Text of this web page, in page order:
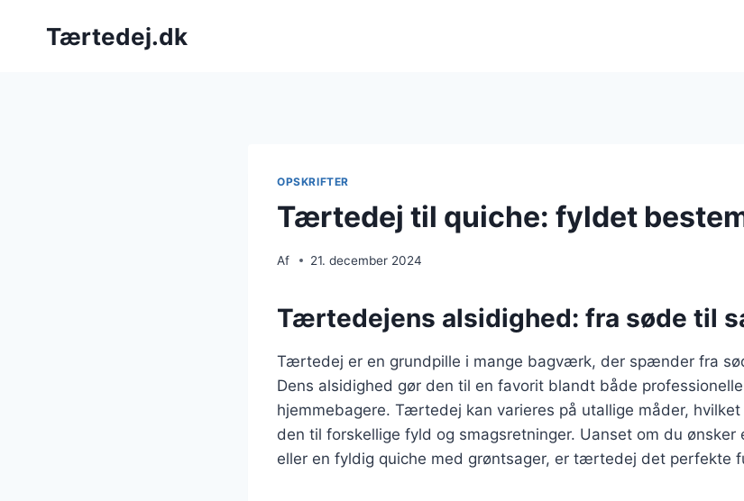
Tærtedej.dk
OPSKRIFTER
Tærtedej til quiche: fyldet
Af 21. december 2024
Tærtedejens alsidighed: fra søde til
Tærtedej er en grundpille i mange bagværk, der spænder fra
Dens alsidighed gør den til en favorit blandt både
hjemmebagere. Tærtedej kan varieres på utallige måder,
den til forskellige fyld og smagsretninger. Uanset om du
eller en fyldig quiche med grøntsager, er tærtedej det perfekte